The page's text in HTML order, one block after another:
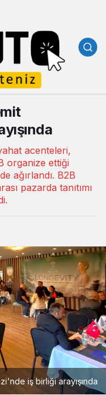
acenteleri,
organize ettiği
ağırlandı. B2B
pazarda tanıtımı
iş birliği arayışında